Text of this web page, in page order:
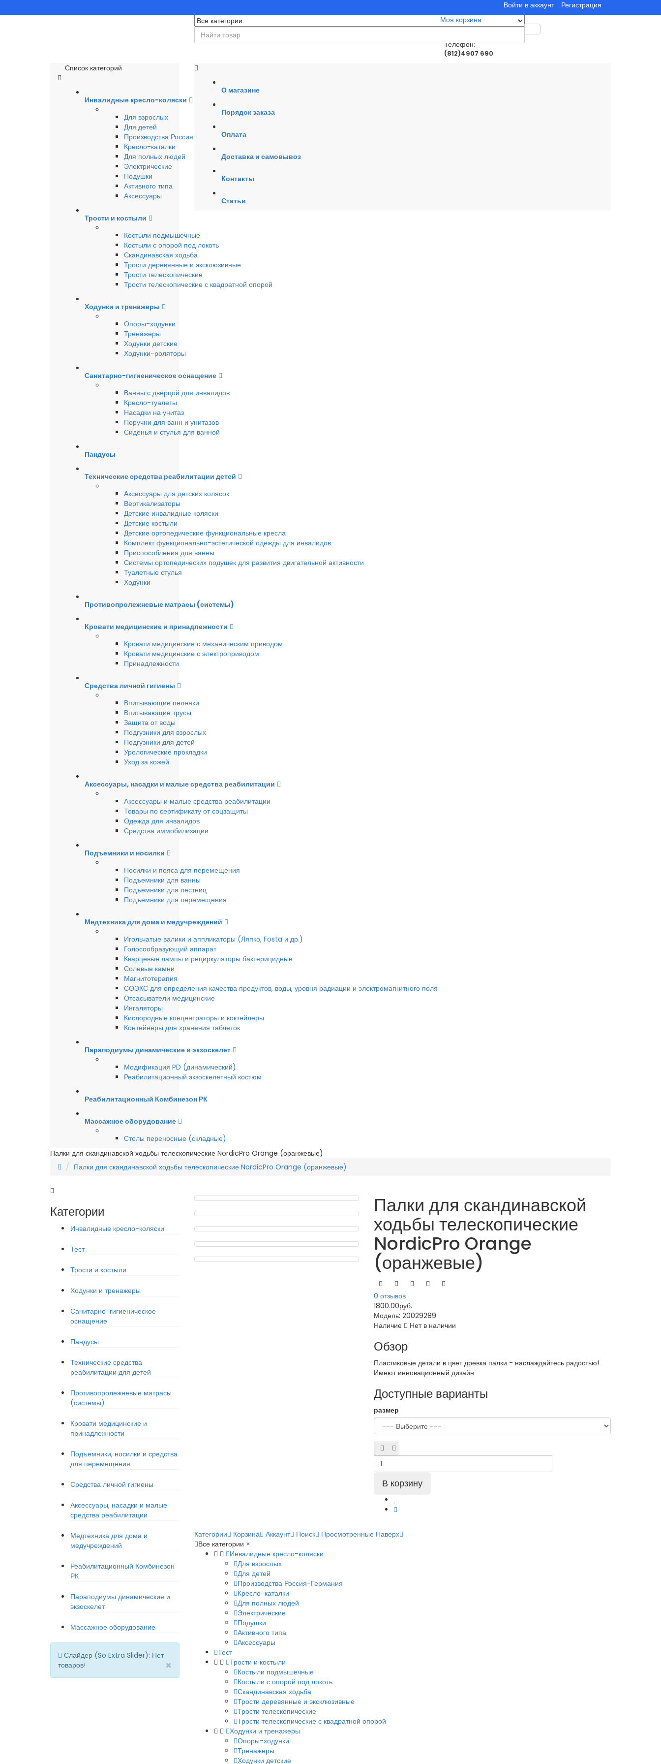
Войти в аккаунт
Регистрация
Моя корзина
Телефон:
(812)4907 690
Список категорий
Инвалидные кресло-коляски
Для взрослых
Для детей
Производства Россия-Германия
Кресло-каталки
Для полных людей
Электрические
Подушки
Активного типа
Аксессуары
Трости и костыли
Костыли подмышечные
Костыли с опорой под локоть
Скандинавская ходьба
Трости деревянные и эксклюзивные
Трости телескопические
Трости телескопические с квадратной опорой
Ходунки и тренажеры
Опоры-ходунки
Тренажеры
Ходунки детские
Ходунки-роляторы
Санитарно-гигиеническое оснащение
Ванны с дверцой для инвалидов
Кресло-туалеты
Насадки на унитаз
Поручни для ванн и унитазов
Сиденья и стулья для ванной
Пандусы
Технические средства реабилитации детей
Аксессуары для детских колясок
Вертикализаторы
Детские инвалидные коляски
Детские костыли
Детские ортопедические функциональные кресла
Комплект функционально-эстетической одежды для инвалидов
Приспособления для ванны
Системы ортопедических подушек для развития двигательной активности
Туалетные стулья
Ходунки
Противопролежневые матрасы (системы)
Кровати медицинские и принадлежности
Кровати медицинские с механическим приводом
Кровати медицинские с электроприводом
Принадлежности
Средства личной гигиены
Впитывающие пеленки
Впитывающие трусы
Защита от воды
Подгузники для взрослых
Подгузники для детей
Урологические прокладки
Уход за кожей
Аксессуары, насадки и малые средства реабилитации
Аксессуары и малые средства реабилитации
Товары по сертификату от соцзащиты
Одежда для инвалидов
Средства иммобилизации
Подъемники и носилки
Носилки и пояса для перемещения
Подъемники для ванны
Подъемники для лестниц
Подъемники для перемещения
Медтехника для дома и медучреждений
Игольчатые валики и аппликаторы (Ляпко, Fosta и др.)
Голосообразующий аппарат
Кварцевые лампы и рециркуляторы бактерицидные
Солевые камни
Магнитотерапия
СОЭКС для определения качества продуктов, воды, уровня радиации и электромагнитного поля
Отсасыватели медицинские
Ингаляторы
Кислородные концентраторы и коктейлеры
Контейнеры для хранения таблеток
Параподиумы динамические и экзоскелет
Модификация PD (динамический)
Реабилитационный экзоскелетный костюм
Реабилитационный Комбинезон РК
Массажное оборудование
Столы переносные (складные)
О магазине
Порядок заказа
Оплата
Доставка и самовывоз
Контакты
Статьи
Палки для скандинавской ходьбы телескопические NordicPro Orange (оранжевые)
Палки для скандинавской ходьбы телескопические NordicPro Orange (оранжевые)
Категории
Инвалидные кресло-коляски
Тест
Трости и костыли
Ходунки и тренажеры
Санитарно-гигиеническое
оснащение
Пандусы
Технические средства
реабилитации для детей
Противопролежневые матрасы
(системы)
Кровати медицинские и
принадлежности
Подъемники, носилки и средства
для перемещения
Средства личной гигиены
Аксессуары, насадки и малые
средства реабилитации
Медтехника для дома и
медучреждений
Реабилитационный Комбинезон
РК
Параподиумы динамические и
экзоскелет
Массажное оборудование
Слайдер (So Extra Slider): Нет
товаров!
×
Палки для скандинавской
ходьбы телескопические
NordicPro Orange
(оранжевые)
0 отзывов
1800.00руб.
Модель:20029289
Наличие
Нет в наличии
Обзор
Пластиковые детали в цвет древка палки - наслаждайтесь радостью!
Имеют инновационный дизайн
Доступные варианты
размер
Категории Корзина Аккаунт Поиск Просмотренные Наверх
Все категории ×
Инвалидные кресло-коляски
Для взрослых
Для детей
Производства Россия-Германия
Кресло-каталки
Для полных людей
Электрические
Подушки
Активного типа
Аксессуары
Тест
Трости и костыли
Костыли подмышечные
Костыли с опорой под локоть
Скандинавская ходьба
Трости деревянные и эксклюзивные
Трости телескопические
Трости телескопические с квадратной опорой
Ходунки и тренажеры
Опоры-ходунки
Тренажеры
Ходунки детские